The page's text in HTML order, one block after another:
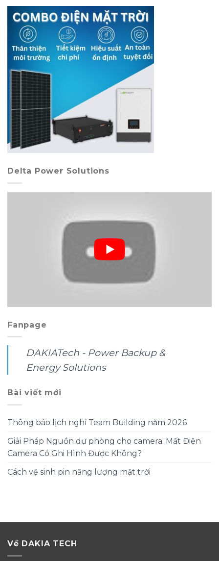
Delta Power Solutions
Fanpage
DAKIATech - Power Backup &
Energy Solutions
Bài viết mới
Thông báo lịch nghỉ Team Building năm 2026
Giải Pháp Nguồn dự phòng cho camera. Mất Điện
Camera Có Ghi Hình Được Không?
Cách vệ sinh pin năng lượng mặt trời
Về DAKIA TECH